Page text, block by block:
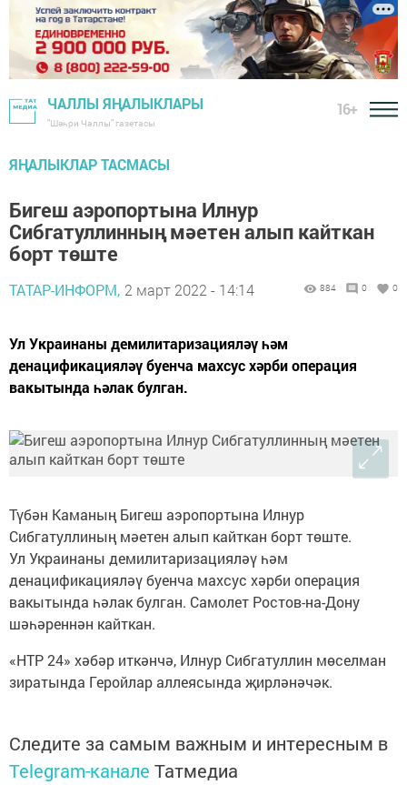
ЧАЛЛЫ ЯҢАЛЫКЛАРЫ
"Шәһри Чаллы" газетасы
16+
ЯҢАЛЫКЛАР ТАСМАСЫ
Бигеш аэропортына Илнур
Сибгатуллинның мәетен алып кайткан
борт төште
ТАТАР-ИНФОРМ, 2 март 2022 - 14:14 884 0 0
Ул Украинаны демилитаризацияләү һәм
денацификацияләү буенча махсус хәрби операция
вакытында һәлак булган.
Түбән Каманың Бигеш аэропортына Илнур
Сибгатуллиның мәетен алып кайткан борт төште.
Ул Украинаны демилитаризацияләү һәм
денацификацияләү буенча махсус хәрби операция
вакытында һәлак булган. Самолет Ростов-на-Дону
шәһәреннән кайткан.
«НТР 24» хәбәр иткәнчә, Илнур Сибгатуллин мөселман
зиратында Геройлар аллеясында җирләнәчәк.
Следите за самым важным и интересным в
Telegram-канале Татмедиа